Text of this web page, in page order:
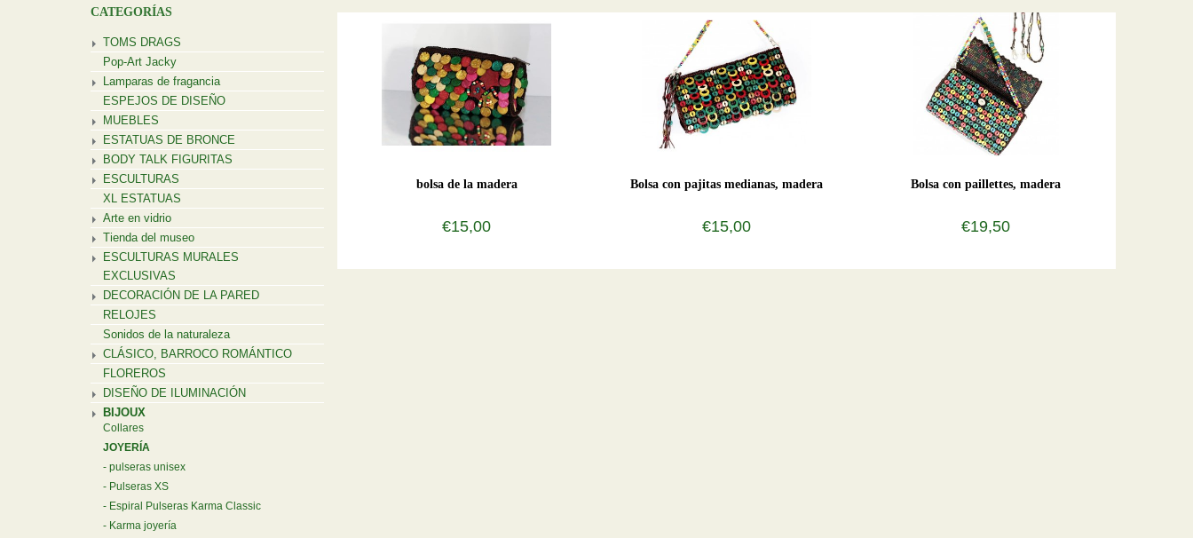
CATEGORÍAS
TOMS DRAGS
Pop-Art Jacky
Lamparas de fragancia
ESPEJOS DE DISEÑO
MUEBLES
ESTATUAS DE BRONCE
BODY TALK FIGURITAS
ESCULTURAS
XL ESTATUAS
Arte en vidrio
Tienda del museo
ESCULTURAS MURALES
EXCLUSIVAS
DECORACIÓN DE LA PARED
RELOJES
Sonidos de la naturaleza
CLÁSICO, BARROCO ROMÁNTICO
FLOREROS
DISEÑO DE ILUMINACIÓN
BIJOUX
Collares
JOYERÍA
pulseras unisex
Pulseras XS
Espiral Pulseras Karma Classic
Karma joyería
bolsa de la madera
€15,00
Bolsa con pajitas medianas, madera
€15,00
Bolsa con paillettes, madera
€19,50